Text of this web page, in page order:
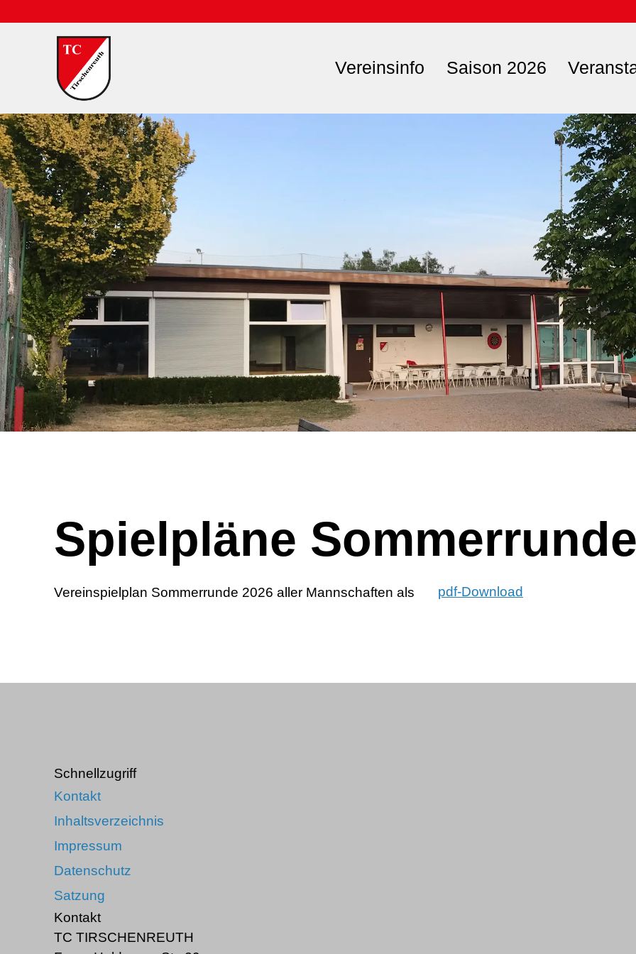
Vereinsinfo Saison 2026
Spielpläne
Vereinspielplan Sommerrunde 2026 aller Mannschaften als pdf-Download
Schnellzugriff
Kontakt
Inhaltsverzeichnis
Impressum
Datenschutz
Satzung
Kontakt
TC TIRSCHENREUTH